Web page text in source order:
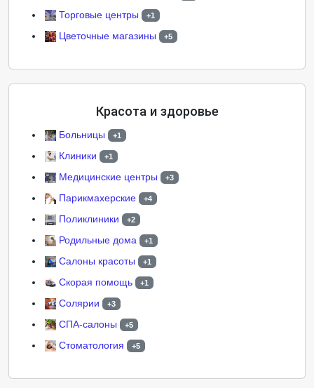
Торговые центры +1
Цветочные магазины +5
Красота и здоровье
Больницы +1
Клиники +1
Медицинские центры +3
Парикмахерские +4
Поликлиники +2
Родильные дома +1
Салоны красоты +1
Скорая помощь +1
Солярии +3
СПА-салоны +5
Стоматология +5